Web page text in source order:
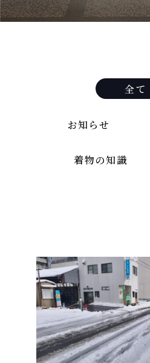
全て
お知らせ
着物の知識